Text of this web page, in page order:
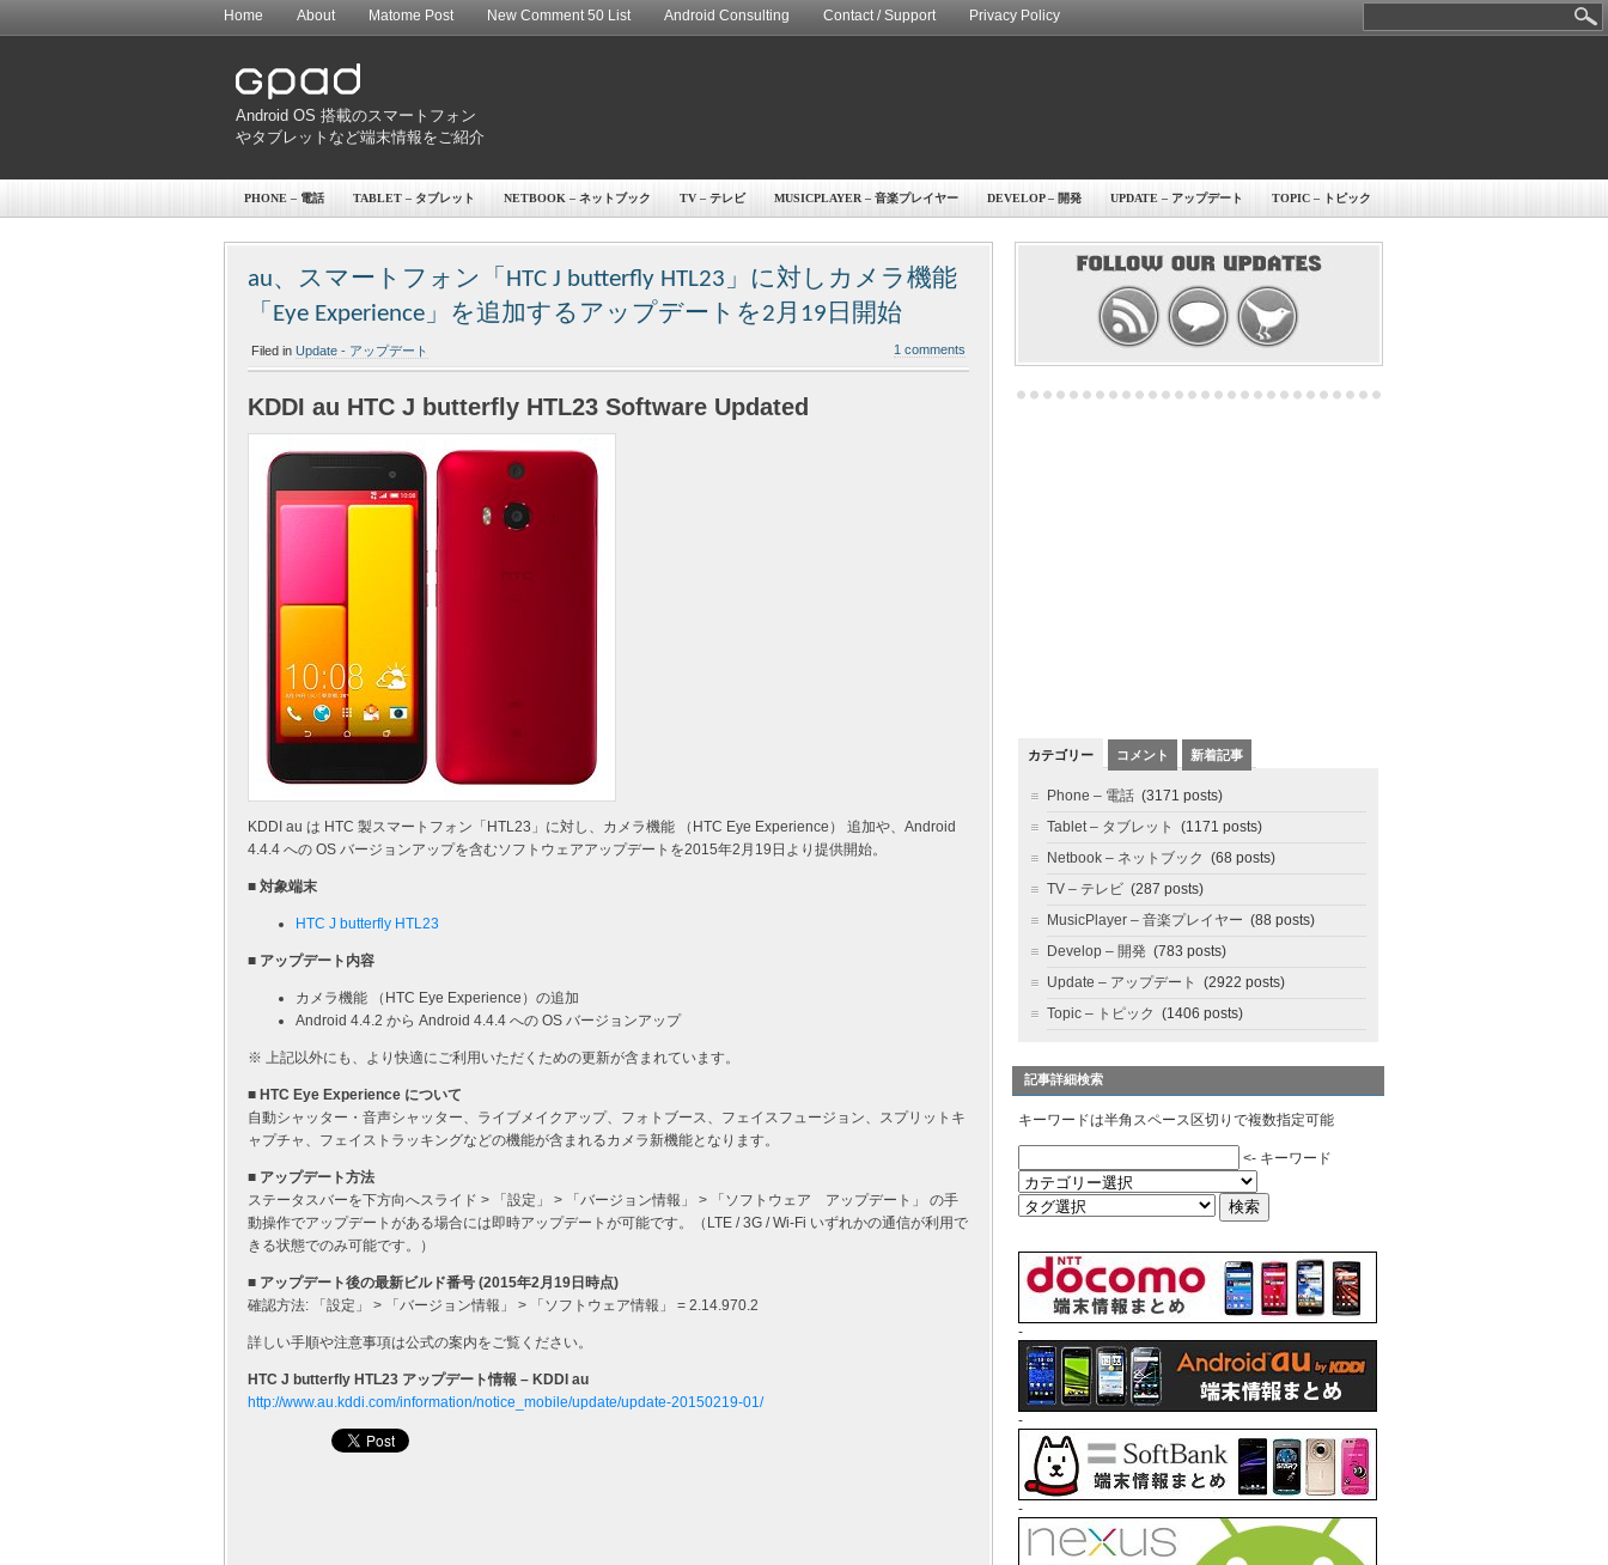
Home About Matome Post New Comment 50 List Android Consulting Contact / Support Privacy Policy
Android OS 搭載のスマートフォン
やタブレットなど端末情報をご紹介
PHONE – 電話 TABLET – タブレット NETBOOK – ネットブック TV – テレビ MUSICPLAYER – 音楽プレイヤー DEVELOP – 開発 UPDATE – アップデート TOPIC – トピック
au、スマートフォン「HTC J butterfly HTL23」に対しカメラ機能
「Eye Experience」を追加するアップデートを2月19日開始
Filed in Update - アップデート 1 comments
KDDI au HTC J butterfly HTL23 Software Updated
KDDI au は HTC 製スマートフォン「HTL23」に対し、カメラ機能 （HTC Eye Experience） 追加や、Android
4.4.4 への OS バージョンアップを含むソフトウェアアップデートを2015年2月19日より提供開始。
■ 対象端末
HTC J butterfly HTL23
■ アップデート内容
カメラ機能 （HTC Eye Experience）の追加
Android 4.4.2 から Android 4.4.4 への OS バージョンアップ
※ 上記以外にも、より快適にご利用いただくための更新が含まれています。
■ HTC Eye Experience について
自動シャッター・音声シャッター、ライブメイクアップ、フォトブース、フェイスフュージョン、スプリットキ
ャプチャ、フェイストラッキングなどの機能が含まれるカメラ新機能となります。
■ アップデート方法
ステータスバーを下方向へスライド > 「設定」 > 「バージョン情報」 > 「ソフトウェア アップデート」 の手
動操作でアップデートがある場合には即時アップデートが可能です。（LTE / 3G / Wi-Fi いずれかの通信が利用で
きる状態でのみ可能です。）
■ アップデート後の最新ビルド番号 (2015年2月19日時点)
確認方法: 「設定」 > 「バージョン情報」 > 「ソフトウェア情報」 = 2.14.970.2
詳しい手順や注意事項は公式の案内をご覧ください。
HTC J butterfly HTL23 アップデート情報 – KDDI au
http://www.au.kddi.com/information/notice_mobile/update/update-20150219-01/
カテゴリー コメント 新着記事
Phone – 電話 (3171 posts)
Tablet – タブレット
(1171 posts)
Netbook – ネットブック (68 posts)
TV – テレビ (287 posts)
MusicPlayer – 音楽プレイヤー (88 posts)
Develop – 開発 (783 posts)
Update – アップデート
(2922 posts)
Topic – トピック (1406 posts)
記事詳細検索
キーワードは半角スペース区切りで複数指定可能
<- キーワード
-
-
-